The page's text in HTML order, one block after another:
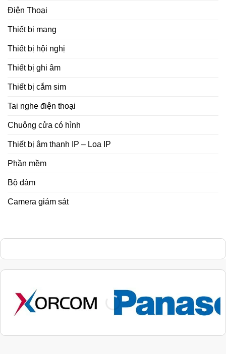
Điện Thoại
Thiết bị mạng
Thiết bị hội nghị
Thiết bị ghi âm
Thiết bị cắm sim
Tai nghe điện thoại
Chuông cửa có hình
Thiết bị âm thanh IP – Loa IP
Phần mềm
Bộ đàm
Camera giám sát